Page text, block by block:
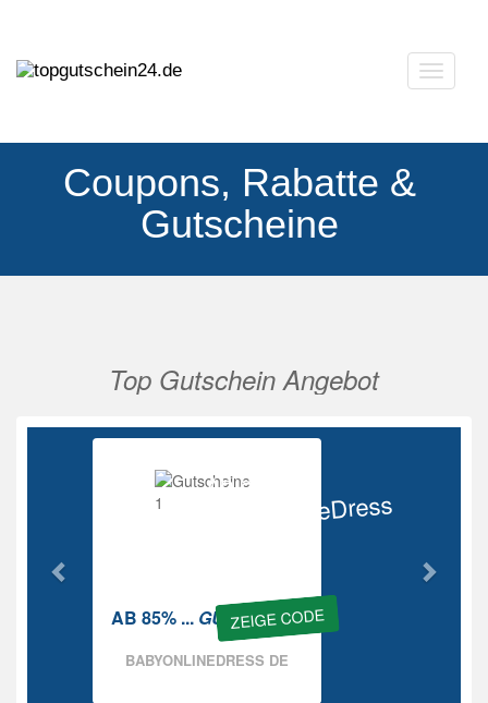
Coupons, Rabatte &
Gutscheine
Top Gutschein Angebot
Ab 85%
BabyOnlineDress
ZEIGE CODE
AB 85% ... GUTSCHEIN
BABYONLINEDRESS DE
Vorherige